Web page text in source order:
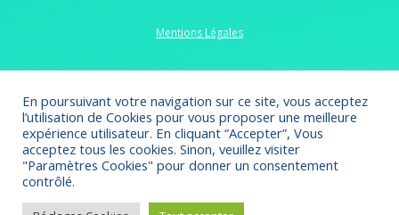
Mentions Légales
Politique de confidentialité
Crédits 2022-2023// CréationOmsolution
En poursuivant votre navigation sur ce site, vous acceptez
l’utilisation de Cookies pour vous proposer une meilleure
expérience utilisateur. En cliquant “Accepter”, Vous
acceptez tous les cookies. Sinon, veuillez visiter
"Paramètres Cookies" pour donner un consentement
contrôlé.